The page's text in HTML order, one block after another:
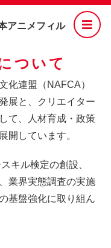
ついて
化連盟（NAFCA）
展と、クリエイター
て、人材育成・政策
開しています。
キル検定の創設、
業界実態調査の実施
基盤強化に取り組ん